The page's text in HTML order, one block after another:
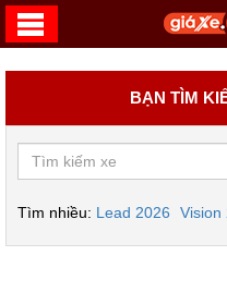
BẠN TÌM
Tìm nhiều: Lead 2026 Vision